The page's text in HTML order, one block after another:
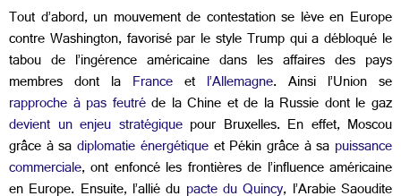
Tout d’abord, un mouvement de contestation se lève en Europe
contre Washington, favorisé par le style Trump qui a débloqué le
tabou de l’ingérence américaine dans les affaires des pays
membres dont la France et l’Allemagne. Ainsi l’Union se
rapproche à pas feutréde la Chine et de la Russie dont le gaz
devient un enjeu stratégiquepour Bruxelles. En effet, Moscou
grâce à sadiplomatie énergétiqueet Pékin grâce à sa puissance
commerciale, ont enfoncé les frontières de l’influence américaine